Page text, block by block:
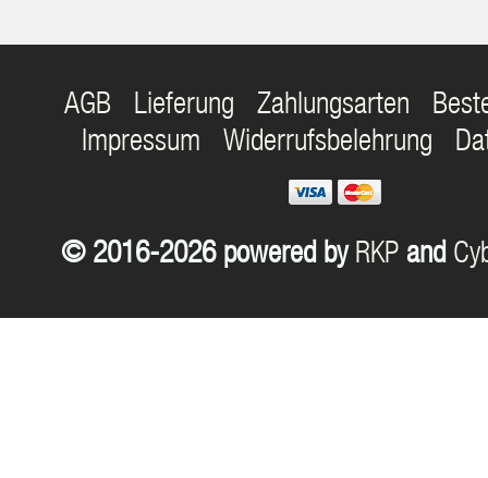
AGB Lieferung Zahlungsarten
Impressum
Widerrufsbelehrung
© 2016-2026 powered by RKP and